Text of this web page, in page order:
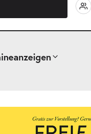
anzeigen
Tickets